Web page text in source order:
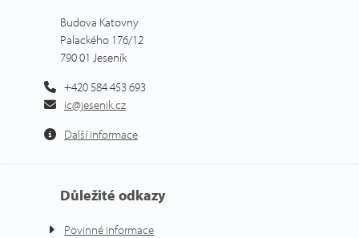
Budova Katovny
Palackého 176/12
790 01 Jeseník
+420 584 453 693
ic@jesenik.cz
Další informace
Důležité odkazy
Povinné informace